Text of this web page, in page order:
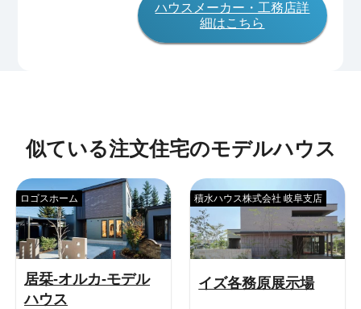
ハウスメーカー・工務店詳
細はこちら
似ている注文住宅のモデルハウス
居栞-オルカ-モデル
ハウス
ロゴスホーム
イズ各務原展示場
積水ハウス株式会社 岐阜支店